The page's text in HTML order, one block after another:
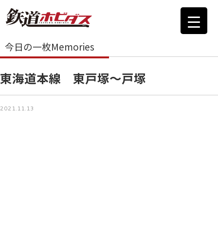
今日の一枚Memories
東海道本線 東戸塚～戸塚
2021.11.13